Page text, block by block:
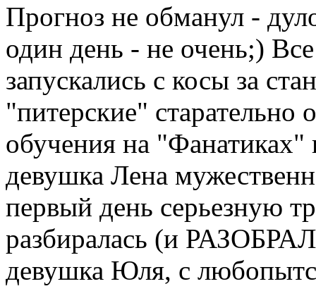
Прогноз не обманул -
один день - не очень;)
запускались с косы за
"питерские" старательно
обучения на
девушка Лена
первый день серьезную
разбиралась (и
девушка Юля, с